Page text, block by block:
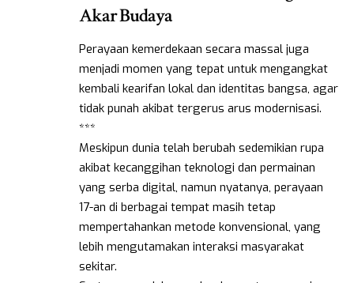
Akar Budaya
Perayaan kemerdekaan secara massal juga
menjadi momen yang tepat untuk mengangkat
kembali kearifan lokal dan identitas bangsa, agar
tidak punah akibat tergerus arus modernisasi.
***
Meskipun dunia telah berubah sedemikian rupa
akibat kecanggihan teknologi dan permainan
yang serba digital, namun nyatanya, perayaan
17-an di berbagai tempat masih tetap
mempertahankan metode konvensional, yang
lebih mengutamakan interaksi masyarakat
sekitar.